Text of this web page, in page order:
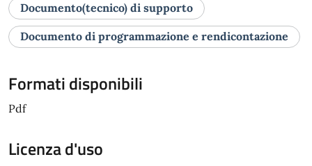
Documento(tecnico) di supporto
Documento di programmazione e rendicontazione
Formati disponibili
Pdf
Licenza d'uso